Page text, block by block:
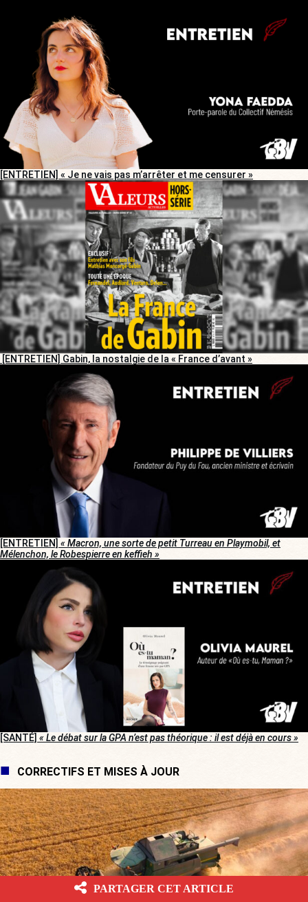
[ENTRETIEN] « Je ne vais pas m’arrêter et me censurer »
[ENTRETIEN] Gabin, la nostalgie de la « France d’avant »
[ENTRETIEN] « Macron, une sorte de petit Turreau en Playmobil, et
Mélenchon, le Robespierre en keffieh »
[SANTÉ] « Le débat sur la GPA n’est pas théorique : il est déjà en cours »
CORRECTIFS ET MISES À JOUR
PARTAGER CET ARTICLE